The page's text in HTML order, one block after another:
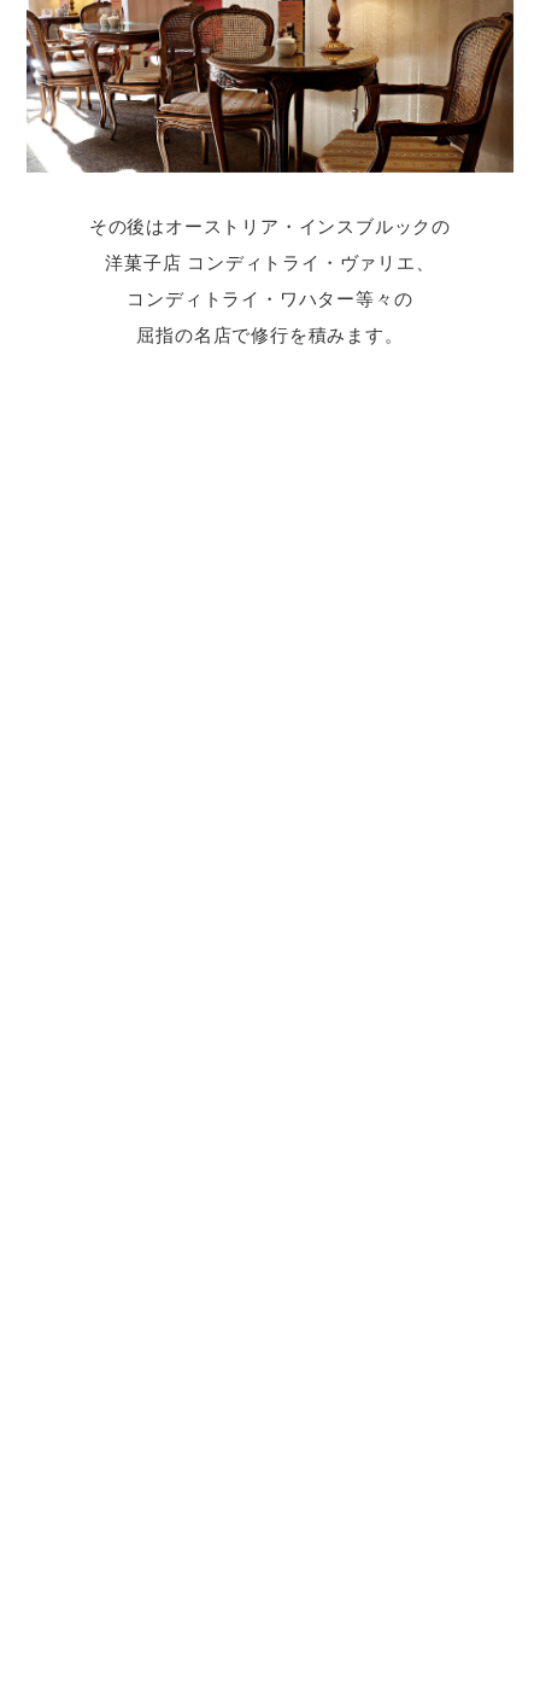
その後はオーストリア・インスブルックの
洋菓子店 コンディトライ・ヴァリエ、
コンディトライ・ワハター等々の
屈指の名店で修行を積みます。